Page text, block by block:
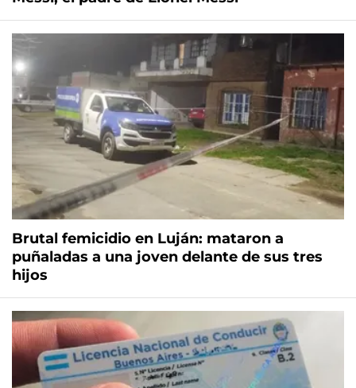
Brutal femicidio en Luján: mataron a
puñaladas a una joven delante de sus tres
hijos